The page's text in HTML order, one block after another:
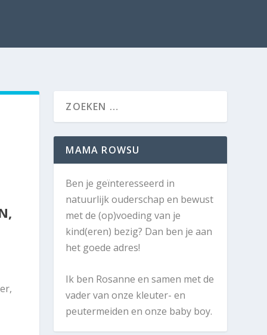
MAMA ROWSU
Ben je geïnteresseerd in
natuurlijk ouderschap en bewust
met de (op)voeding van je
kind(eren) bezig? Dan ben je aan
het goede adres!
Ik ben Rosanne en samen met de
vader van onze kleuter- en
peutermeiden en onze baby boy.